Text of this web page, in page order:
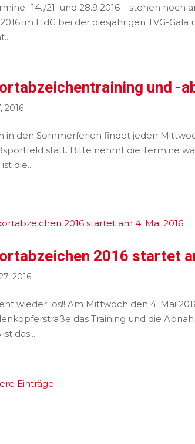
-14./21. und 28.9.2016 – stehen
im HdG bei der diesjährigen TVG-
und -
2016
in den Sommerferien findet jeden
statt. Bitte nehmt die Termine
die...
2016 startet
2016
wieder los!! Am Mittwoch den 4. Mai
das Training und die
ist das...
Einträge